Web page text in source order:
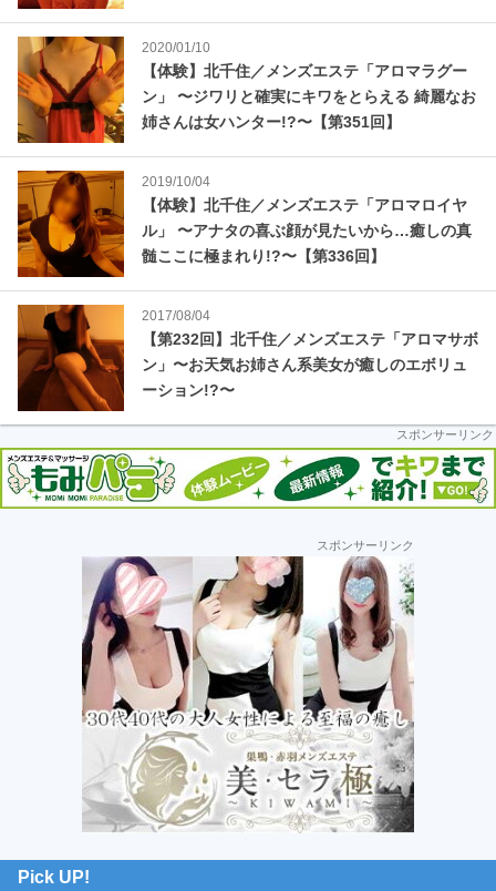
2020/01/10
【体験】北千住／メンズエステ「アロマラグー
ン」 〜ジワリと確実にキワをとらえる 綺麗なお
姉さんは女ハンター!?〜【第351回】
2019/10/04
【体験】北千住／メンズエステ「アロマロイヤ
ル」 〜アナタの喜ぶ顔が見たいから…癒しの真
髄ここに極まれり!?〜【第336回】
2017/08/04
【第232回】北千住／メンズエステ「アロマサボ
ン」〜お天気お姉さん系美女が癒しのエボリュ
ーション!?〜
スポンサーリンク
スポンサーリンク
Pick UP!